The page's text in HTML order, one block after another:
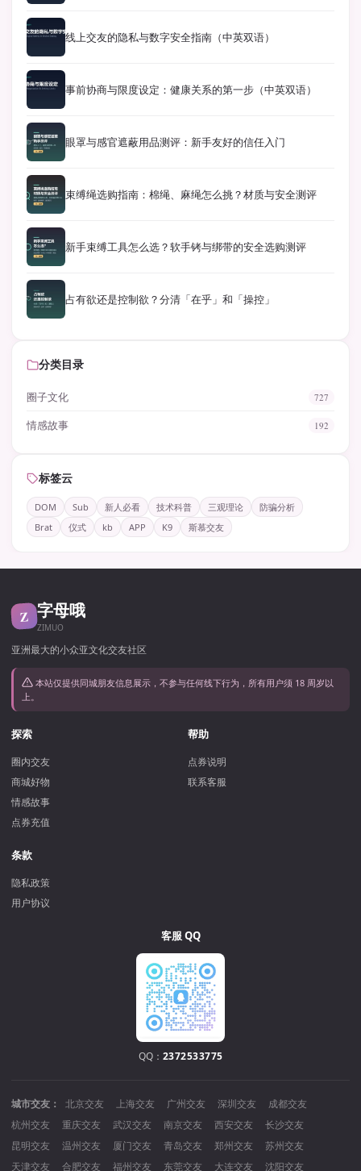
线上交友的隐私与数字安全指南（中英双语）
事前协商与限度设定：健康关系的第一步（中英双语）
眼罩与感官遮蔽用品测评：新手友好的信任入门
束缚绳选购指南：棉绳、麻绳怎么挑？材质与安全测评
新手束缚工具怎么选？软手铐与绑带的安全选购测评
占有欲还是控制欲？分清「在乎」和「操控」
分类目录
圈子文化 727
情感故事 192
标签云
DOM Sub 新人必看 技术科普 三观理论
防骗分析
Brat
仪式 kb APP K9 斯慕交友
Z 字母哦
ZIMUO
亚洲最大的小众亚文化交友社区
本站仅提供同城朋友信息展示，不参与任何线下行为，所有用户须 18 周岁以
上。
探索
圈内交友
商城好物
情感故事
点券充值
帮助
点券说明
联系客服
条款
隐私政策
用户协议
客服 QQ
QQ： 2372533775
城市交友： 北京交友 上海交友 广州交友 深圳交友
成都交友
杭州交友
重庆交友 武汉交友 南京交友 西安交友
长沙交友
昆明交友
温州交友 厦门交友 青岛交友 郑州交友
苏州交友
天津交友
合肥交友 福州交友 东莞交友 大连交友 沈阳交友